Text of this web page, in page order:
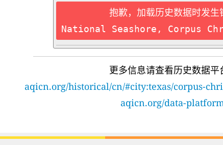
抱歉，加载历史数据时发生
National Seashore, Corpus
更多信息请查看历史数据平
aqicn.org/historical/cn/#city:texas/corpus-
aqicn.org/data-